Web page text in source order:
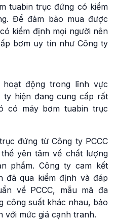
tuabin trục đứng có kiểm
Để đảm bảo mua được
kiểm định mọi người nên
bơm uy tín như Công ty
động trong lĩnh vực
ty hiện đang cung cấp rất
có máy bơm tuabin trục
đứng từ Công ty PCCC
yên tâm về chất lượng
phẩm. Công ty cam kết
đã qua kiểm định và đáp
về PCCC, mẫu mã đa
công suất khác nhau, bảo
với mức giá cạnh tranh.